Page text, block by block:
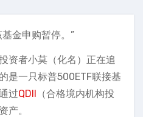
金申购暂停。”
资者小莫（化名）正在追
是一只标普500ETF联接基
过QDII （合格境内机构投
产。